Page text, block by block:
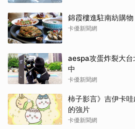
錦霞樓進駐南紡購
卡優新聞網
aespa攻蛋炸裂大
中
卡優新聞網
柿子影言》吉伊卡
的強片
卡優新聞網